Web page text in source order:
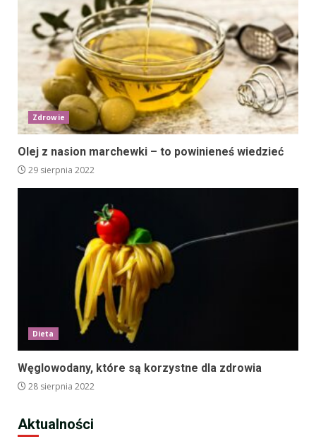
Zdrowie
Olej z nasion marchewki – to powinieneś wiedzieć
29 sierpnia 2022
Dieta
Węglowodany, które są korzystne dla zdrowia
28 sierpnia 2022
Aktualności